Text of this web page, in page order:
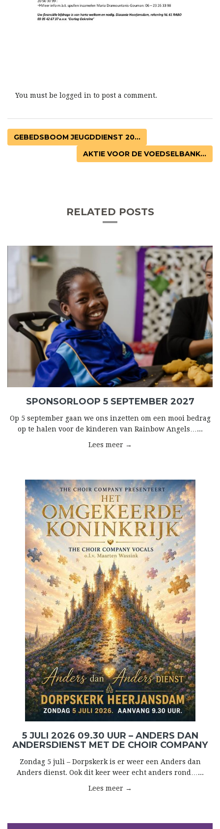
You must be logged in to post a comment.
GEBEDSBOOM JEUGDDIENST 20...
AKTIE VOOR DE VOEDSELBANK...
RELATED POSTS
SPONSORLOOP 5 SEPTEMBER 2027
Op 5 september gaan we ons inzetten om een mooi bedrag
op te halen voor de kinderen van Rainbow Angels…...
Lees meer →
5 JULI 2026 09.30 UUR – ANDERS DAN
ANDERSDIENST MET DE CHOIR COMPANY
Zondag 5 juli – Dorpskerk is er weer een Anders dan
Anders dienst. Ook dit keer weer echt anders rond…...
Lees meer →